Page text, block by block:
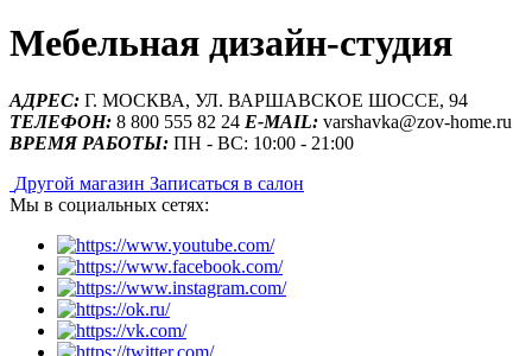
Мебельная дизайн-студия
АДРЕС: Г. МОСКВА, УЛ. ВАРШАВСКОЕ ШОССЕ, 94
ТЕЛЕФОН: 8 800 555 82 24 E-MAIL: varshavka@zov-home.ru
ВРЕМЯ РАБОТЫ: ПН - ВС: 10:00 - 21:00
Другой магазин Записаться в салон
Мы в социальных сетях: